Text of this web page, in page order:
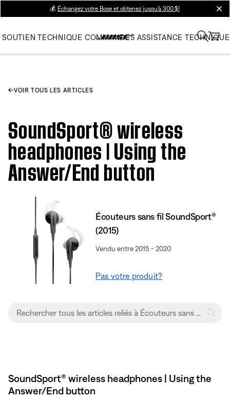
💰 Échangez votre Bose et obtenez jusqu’à 300 $!
SOUTIEN TECHNIQUE COMMANDES ASSISTANCE TECHNIQUE
VOIR TOUS LES ARTICLES
SoundSport® wireless
headphones | Using the
Answer/End button
Écouteurs sans fil SoundSport®
(2015)
Vendu entre 2015 - 2020
Pas votre produit?
SoundSport® wireless headphones | Using the
Answer/End button